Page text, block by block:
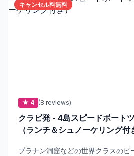
キャンセル料無料
★ 4 (8 reviews)
クラビ発 - 4島スピードボート
（ランチ＆シュノーケリング付
プラナン洞窟などの世界クラスのビ